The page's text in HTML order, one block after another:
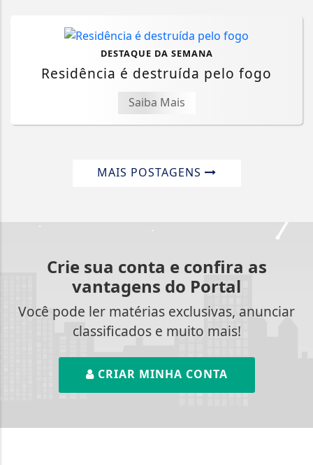
DESTAQUE DA SEMANA
Residência é destruída pelo fogo
Saiba Mais
MAIS POSTAGENS
Crie sua conta e confira as
vantagens do Portal
Você pode ler matérias exclusivas, anunciar
classificados e muito mais!
CRIAR MINHA CONTA